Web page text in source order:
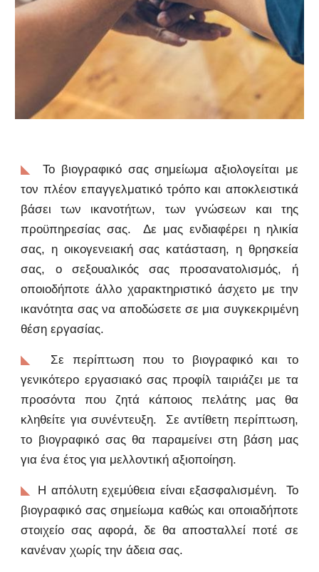
◣
Το βιογραφικό σας σημείωμα αξιολογείται με
τον πλέον επαγγελματικό τρόπο και αποκλειστικά
βάσει των ικανοτήτων, των γνώσεων και της
προϋπηρεσίας σας. Δε μας ενδιαφέρει η ηλικία
σας, η οικογενειακή σας κατάσταση, η θρησκεία
σας, ο σεξουαλικός σας προσανατολισμός, ή
οποιοδήποτε άλλο χαρακτηριστικό άσχετο με την
ικανότητα σας να αποδώσετε σε μια συγκεκριμένη
θέση εργασίας.
◣
Σε περίπτωση που το βιογραφικό και το
γενικότερο εργασιακό σας προφίλ ταιριάζει με τα
προσόντα που ζητά κάποιος πελάτης μας θα
κληθείτε για συνέντευξη. Σε αντίθετη περίπτωση,
το βιογραφικό σας θα παραμείνει στη βάση μας
για ένα έτος για μελλοντική αξιοποίηση.
◣
Η απόλυτη εχεμύθεια είναι εξασφαλισμένη. Το
βιογραφικό σας σημείωμα καθώς και οποιαδήποτε
στοιχείο σας αφορά, δε θα αποσταλλεί ποτέ σε
κανέναν χωρίς την άδεια σας.